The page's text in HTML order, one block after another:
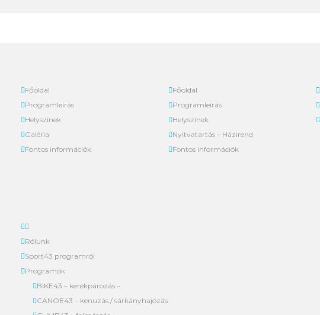
Főoldal
Programleírás
Helyszínek
Galéria
Fontos információk
Főoldal
Programleírás
Helyszínek
Nyitvatartás – Házirend
Fontos információk
Rólunk
Sport43 programról
Programok
BIKE43 – kerékpározás –
CANOE43 – kenuzás / sárkányhajózás